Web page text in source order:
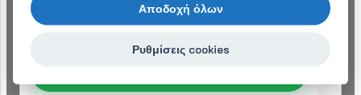
για τον σκοπό της
Αποδοχή όλων
Ρυθμίσεις cookies